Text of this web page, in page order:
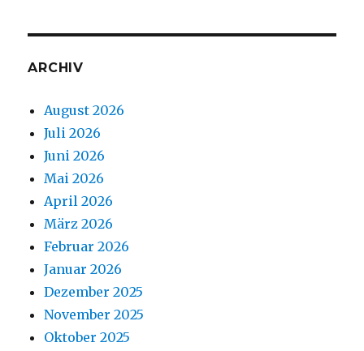
ARCHIV
August 2026
Juli 2026
Juni 2026
Mai 2026
April 2026
März 2026
Februar 2026
Januar 2026
Dezember 2025
November 2025
Oktober 2025